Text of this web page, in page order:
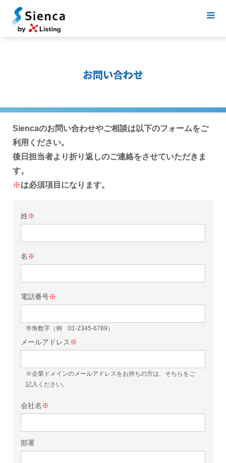
お問い合わせ
Siencaのお問い合わせやご相談は以下のフォームをご
利用ください。
後日担当者より折り返しのご連絡をさせていただきま
す。
※は必須項目になります。
姓※
名 ※
電話番号※
半角数字（例 01-2345-6789）
メールアドレス ※
※企業ドメインのメールアドレスをお持ちの方は、そちらをご
記入ください。
会社名 ※
部署